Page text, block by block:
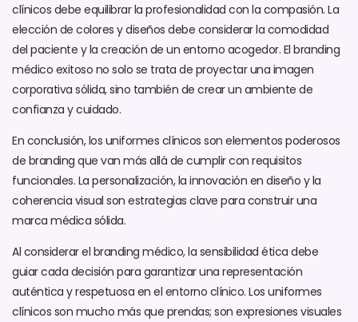
clínicos debe equilibrar la profesionalidad con la compasión. La
elección de colores y diseños debe considerar la comodidad
del paciente y la creación de un entorno acogedor. El branding
médico exitoso no solo se trata de proyectar una imagen
corporativa sólida, sino también de crear un ambiente de
confianza y cuidado.
En conclusión, los uniformes clínicos son elementos poderosos
de branding que van más allá de cumplir con requisitos
funcionales. La personalización, la innovación en diseño y la
coherencia visual son estrategias clave para construir una
marca médica sólida.
Al considerar el branding médico, la sensibilidad ética debe
guiar cada decisión para garantizar una representación
auténtica y respetuosa en el entorno clínico. Los uniformes
clínicos son mucho más que prendas; son expresiones visuales